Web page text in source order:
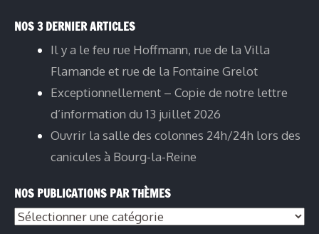
NOS 3 DERNIER ARTICLES
Il y a le feu rue Hoffmann, rue de la Villa
Flamande et rue de la Fontaine Grelot
Exceptionnellement – Copie de notre lettre
d’information du 13 juillet 2026
Ouvrir la salle des colonnes 24h/24h lors des
canicules à Bourg-la-Reine
NOS PUBLICATIONS PAR THÈMES
Nos